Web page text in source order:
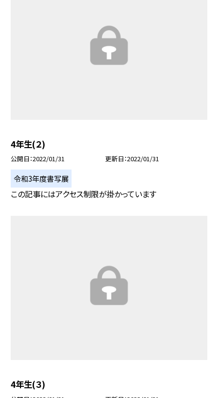
4年生(２)
公開日 2022/01/31 更新日 2022/01/31
令和3年度書写展
この記事にはアクセス制限が掛かっています
4年生(３)